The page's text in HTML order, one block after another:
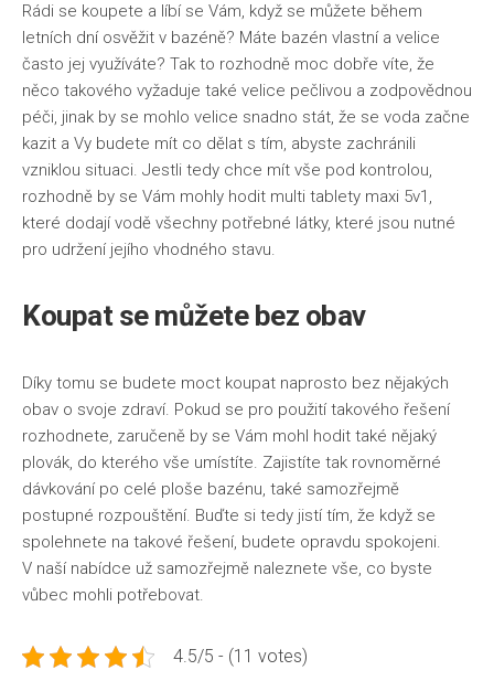
Rádi se koupete a líbí se Vám, když se můžete během
letních dní osvěžit v bazéně? Máte bazén vlastní a velice
často jej využíváte? Tak to rozhodně moc dobře víte, že
něco takového vyžaduje také velice pečlivou a zodpovědnou
péči, jinak by se mohlo velice snadno stát, že se voda začne
kazit a Vy budete mít co dělat s tím, abyste zachránili
vzniklou situaci. Jestli tedy chce mít vše pod kontrolou,
rozhodně by se Vám mohly hodit multi tablety maxi 5v1 ,
které dodají vodě všechny potřebné látky, které jsou nutné
pro udržení jejího vhodného stavu.
Koupat se můžete bez obav
Díky tomu se budete moct koupat naprosto bez nějakých
obav o svoje zdraví. Pokud se pro použití takového řešení
rozhodnete, zaručeně by se Vám mohl hodit také nějaký
plovák, do kterého vše umístíte. Zajistíte tak rovnoměrné
dávkování po celé ploše bazénu, také samozřejmě
postupné rozpouštění. Buďte si tedy jistí tím, že když se
spolehnete na takové řešení, budete opravdu spokojeni.
V naší nabídce už samozřejmě naleznete vše, co byste
vůbec mohli potřebovat.
4.5/5 - (11 votes)